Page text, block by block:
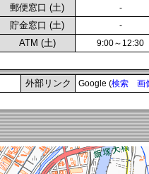
郵便窓口 (土) -
貯金窓口 (土) -
ATM (土) 9:00～12:30
外部リンク Google (検索 画